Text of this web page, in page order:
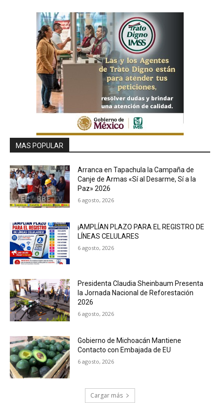
MAS POPULAR
Arranca en Tapachula la Campaña de
Canje de Armas «Sí al Desarme, Sí a la
Paz» 2026
6 agosto, 2026
¡AMPLÍAN PLAZO PARA EL REGISTRO DE
LÍNEAS CELULARES
6 agosto, 2026
Presidenta Claudia Sheinbaum Presenta
la Jornada Nacional de Reforestación
2026
6 agosto, 2026
Gobierno de Michoacán Mantiene
Contacto con Embajada de EU
6 agosto, 2026
Cargar más